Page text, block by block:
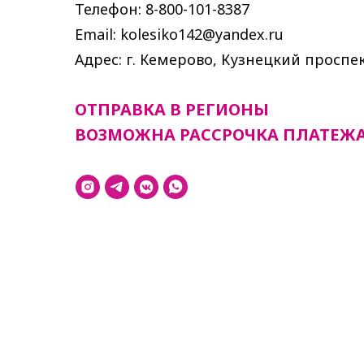
Телефон: 8-800-101-8387
Email: kolesiko142@yandex.ru
Адрес: г. Кемерово, Кузнецкий
ОТПРАВКА В РЕГИОНЫ
ВОЗМОЖНА РАССРОЧКА